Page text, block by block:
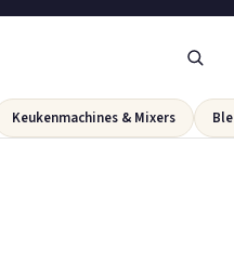
Keukenmachines & Mixers